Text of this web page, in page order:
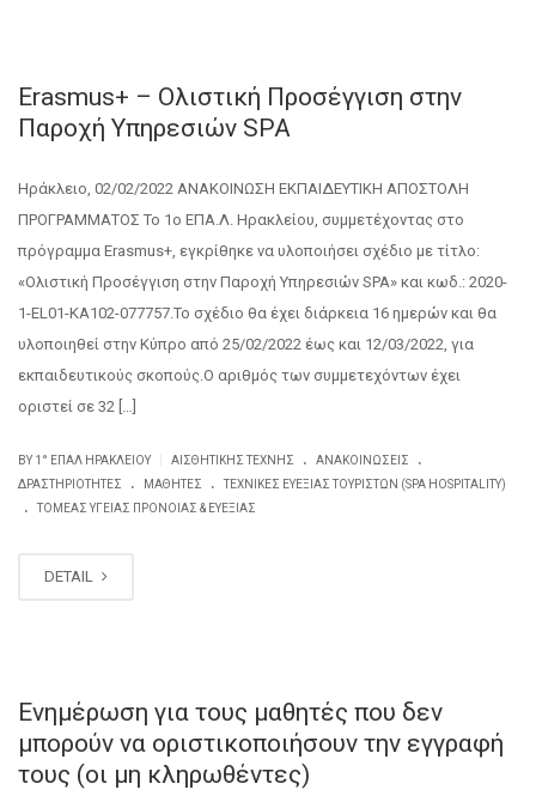
Erasmus+ – Ολιστική Προσέγγιση στην
Παροχή Υπηρεσιών SPA
Ηράκλειο, 02/02/2022 ΑΝΑΚΟΙΝΩΣΗ ΕΚΠΑΙΔΕΥΤΙΚΗ ΑΠΟΣΤΟΛΗ
ΠΡΟΓΡΑΜΜΑΤΟΣ Το 1ο ΕΠΑ.Λ. Ηρακλείου, συμμετέχοντας στο
πρόγραμμα Erasmus+, εγκρίθηκε να υλοποιήσει σχέδιο με τίτλο:
«Ολιστική Προσέγγιση στην Παροχή Υπηρεσιών SPA» και κωδ.: 2020-
1-EL01-KA102-077757.Το σχέδιο θα έχει διάρκεια 16 ημερών και θα
υλοποιηθεί στην Κύπρο από 25/02/2022 έως και 12/03/2022, για
εκπαιδευτικούς σκοπούς.Ο αριθμός των συμμετεχόντων έχει
οριστεί σε 32 […]
BY1° ΕΠΑΛ ΗΡΑΚΛΕΊΟΥ ΑΙΣΘΗΤΙΚΉΣ ΤΈΧΝΗΣ . ΑΝΑΚΟΙΝΏΣΕΙΣ .
ΔΡΑΣΤΗΡΙΌΤΗΤΕΣ . ΜΑΘΗΤΈΣ . ΤΕΧΝΙΚΈΣ ΕΥΕΞΊΑΣ ΤΟΥΡΙΣΤΏΝ (SPA HOSPITALITY)
. ΤΟΜΈΑΣ ΥΓΕΊΑΣ ΠΡΌΝΟΙΑΣ & ΕΥΕΞΊΑΣ
DETAIL
Ενημέρωση για τους μαθητές που δεν
μπορούν να οριστικοποιήσουν την εγγραφή
τους (οι μη κληρωθέντες)